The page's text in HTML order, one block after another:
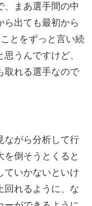
、まあ選手間の中
ら出ても最初から
とをずっと言い続
うんですけど、
取れる選手なので
ながら分析して行
を倒そうとくると
ていかないといけ
回れるように、な